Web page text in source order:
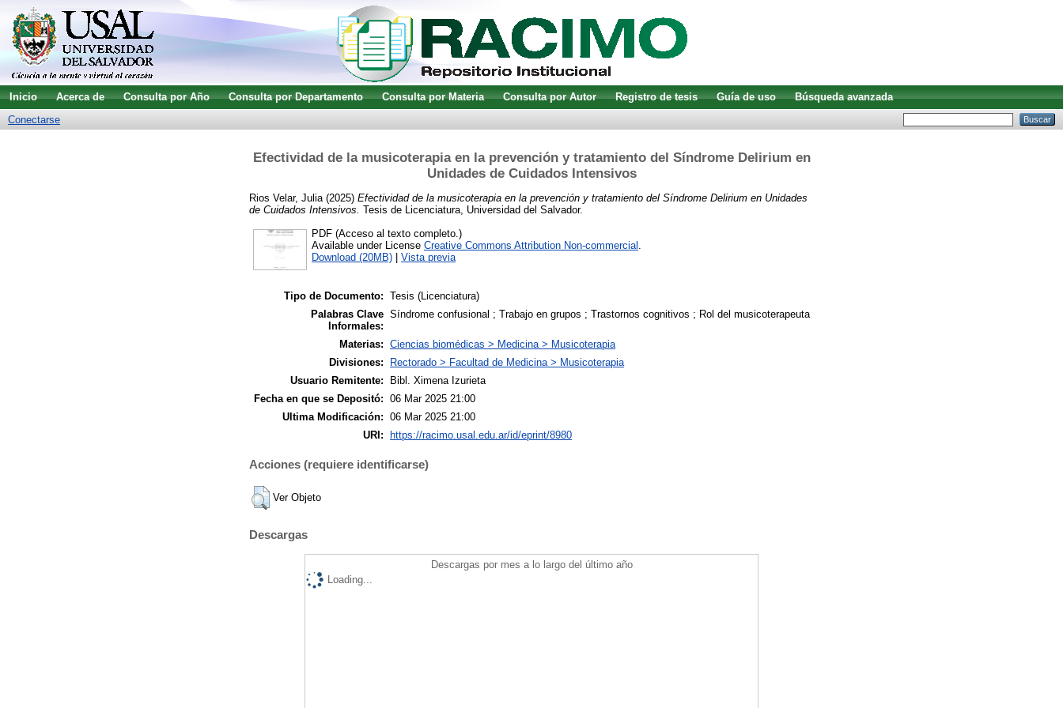
Inicio Acerca de Consulta por Año Consulta por Departamento Consulta por Materia Consulta por Autor Registro de tesis Guía de uso
Búsqueda avanzada
Conectarse
Efectividad de la musicoterapia en la prevención y tratamiento del Síndrome Delirium en
Unidades de Cuidados Intensivos
Rios Velar, Julia (2025) Efectividad de la musicoterapia en la prevención y tratamiento del Síndrome Delirium en Unidades
de Cuidados Intensivos. Tesis de Licenciatura, Universidad del Salvador.
PDF (Acceso al texto completo.)
Available under License Creative Commons Attribution Non-commercial .
Download (20MB)
Vista previa
Tipo de Documento: Tesis (Licenciatura)
Palabras Clave
Informales:
Síndrome confusional ; Trabajo en grupos ; Trastornos cognitivos ; Rol del musicoterapeuta
Materias: Ciencias biomédicas > Medicina > Musicoterapia
Divisiones:
Rectorado > Facultad de Medicina > Musicoterapia
Usuario Remitente:
Bibl. Ximena Izurieta
Fecha en que se Depositó: 06 Mar 2025 21:00
Ultima Modificación: 06 Mar 2025 21:00
URI:
https://racimo.usal.edu.ar/id/eprint/8980
Acciones (requiere identificarse)
Ver Objeto
Descargas
Descargas por mes a lo largo del último año
Loading...